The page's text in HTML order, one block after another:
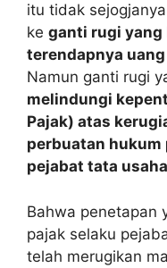
itu tidak
ke ganti rugi
terendapnya
Namun ganti rugi
melindungi
Pajak) atas
perbuatan hukum
pejabat tata
Bahwa penetapan
pajak selaku
telah merugikan